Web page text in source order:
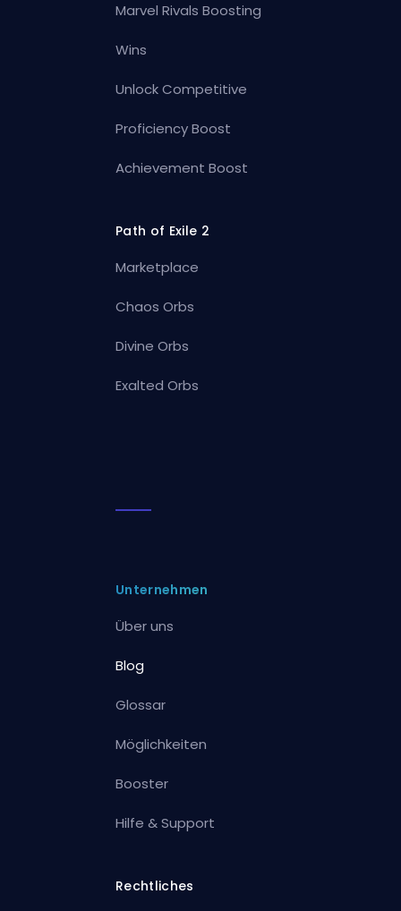
Marvel Rivals Boosting
Wins
Unlock Competitive
Proficiency Boost
Achievement Boost
Path of Exile 2
Marketplace
Chaos Orbs
Divine Orbs
Exalted Orbs
Unternehmen
Über uns
Blog
Glossar
Möglichkeiten
Booster
Hilfe & Support
Rechtliches